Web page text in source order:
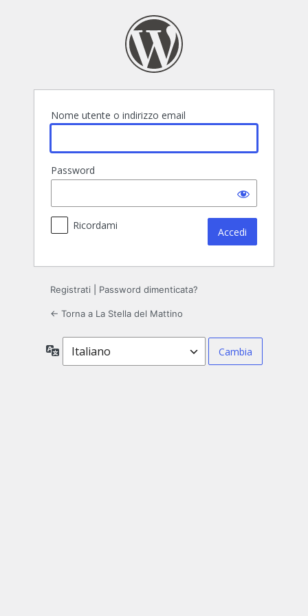
Nome utente o indirizzo email
Password
Ricordami
Registrati Password dimenticata?
← Torna a La Stella del Mattino
Lingua